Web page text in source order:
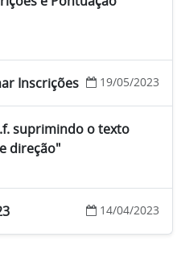
Inscrições 19/05/2023
suprimindo o texto
direção"
14/04/2023